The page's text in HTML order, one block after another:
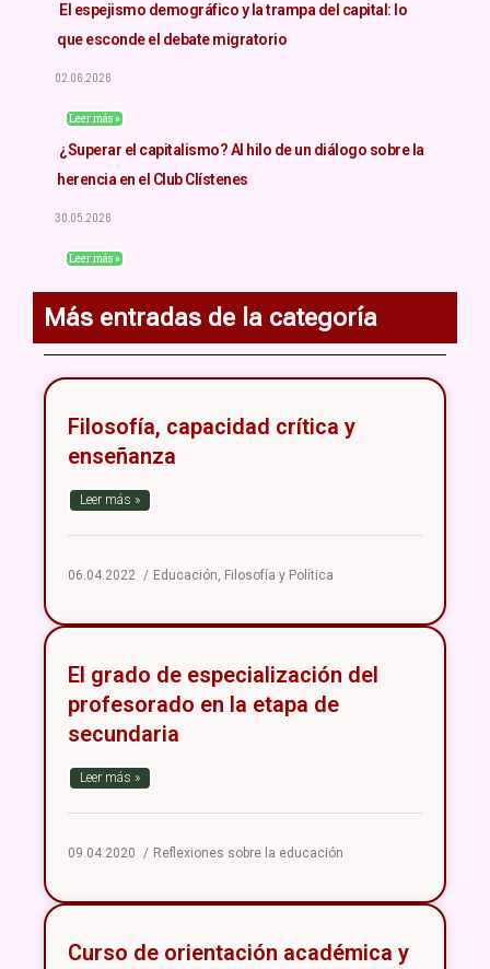
El espejismo demográfico y la trampa del capital: lo
que esconde el debate migratorio
02.06.2026
Leer más »
¿Superar el capitalismo? Al hilo de un diálogo sobre la
herencia en el Club Clístenes
30.05.2026
Leer más »
Más entradas de la categoría
Filosofía, capacidad crítica y
enseñanza
Leer más »
06.04.2022 Educación, Filosofía y Política
El grado de especialización del
profesorado en la etapa de
secundaria
Leer más »
09.04.2020 Reflexiones sobre la educación
Curso de orientación académica y